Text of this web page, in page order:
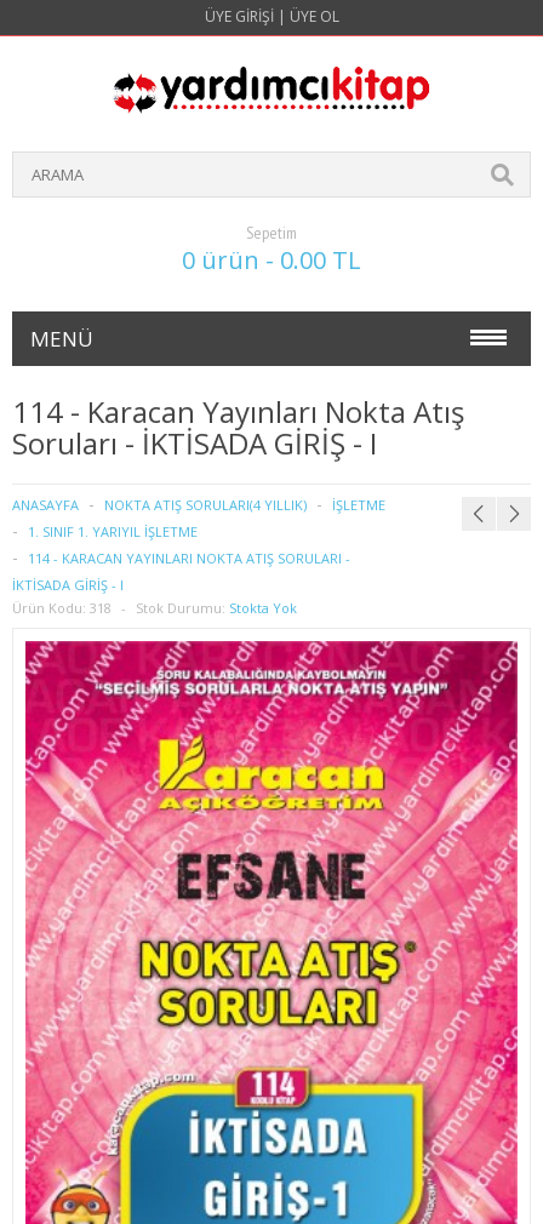
ÜYE GIRIŞI | ÜYE OL
Sepetim
0 ürün - 0.00 TL
MENÜ
İŞLETME
1. SINIF 1. YARIYIL İŞLETME
1. SINIF 2. YARIYIL İŞLETME
2. SINIF 3. YARIYIL İŞLETME
2. SINIF 4. YARIYIL İŞLETME
3. SINIF 5. YARIYIL İŞLETME
3. SINIF 6. YARIYIL İŞLETME
4. SINIF 7. YARIYIL İŞLETME
4. SINIF 8. YARIYIL İŞLETME
İKTİSAT
1. SINIF 1. YARIYIL İKTİSAT
1. SINIF 2. YARIYIL İKTİSAT
2. SINIF 3. YARIYIL İKTİSAT
2. SINIF 4. YARIYIL İKTİSAT
3. SINIF 5. YARIYIL İKTİSAT
114 - Karacan Yayınları Nokta Atış
Soruları - İKTİSADA GİRİŞ - I
ANASAYFA NOKTA ATIŞ SORULARI(4 YILLIK)
İŞLETME
1. SINIF 1. YARIYIL İŞLETME
114 - KARACAN YAYINLARI NOKTA ATIŞ SORULARI -
İKTİSADA GİRİŞ - I
Ürün Kodu: 318 Stok Durumu: Stokta Yok